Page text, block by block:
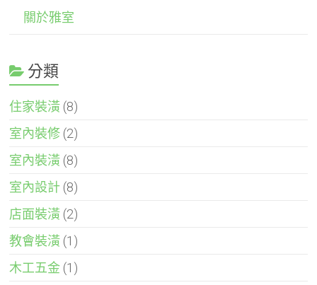
關於雅室
分類
住家裝潢 (8)
室內裝修 (2)
室內裝潢 (8)
室內設計 (8)
店面裝潢 (2)
教會裝潢 (1)
木工五金 (1)